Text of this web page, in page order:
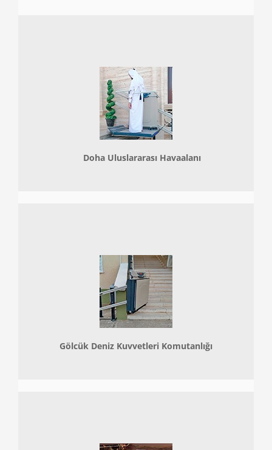
Doha Uluslararası Havaalanı
Gölcük Deniz Kuvvetleri Komutanlığı